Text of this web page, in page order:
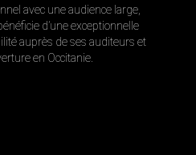
avec une audience large,
d’une exceptionnelle
auprès de ses auditeurs et
en Occitanie.